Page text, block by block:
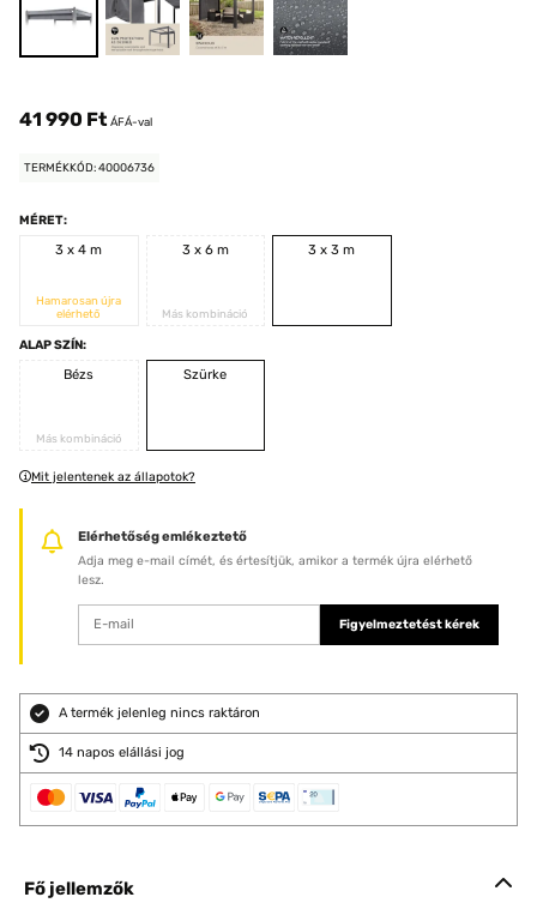
41 990 Ft ÁFÁ-val
TERMÉKKÓD: 40006736
MÉRET:
3 x 4 m
Hamarosan újra
elérhető
3 x 6 m
Más kombináció
3 x 3 m
ALAP SZÍN:
Bézs
Más kombináció
Szürke
Mit jelentenek az állapotok?
Elérhetőség emlékeztető
Adja meg e-mail címét, és értesítjük, amikor a termék újra elérhető
lesz.
Figyelmeztetést kérek
A termék jelenleg nincs raktáron
14 napos elállási jog
Fő jellemzők